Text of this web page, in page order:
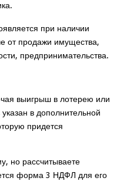
при наличии
от продажи имущества,
предпринимательства.
выигрыш в лотерею или
в дополнительной
придется
но рассчитываете
форма 3 НДФЛ для его